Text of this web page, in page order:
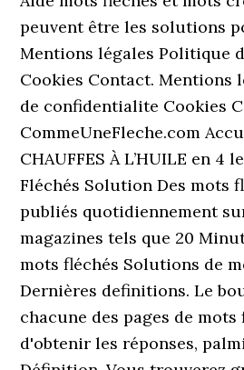
peuvent être les solutions
Mentions légales Politique
Cookies Contact. Mentions
de confidentialite Cookies
CommeUneFleche.com
CHAUFFES À L’HUILE en 4
Fléchés Solution Des mots
publiés quotidiennement
magazines tels que 20
mots fléchés Solutions de
Dernières definitions. Le
chacune des pages de
d'obtenir les réponses,